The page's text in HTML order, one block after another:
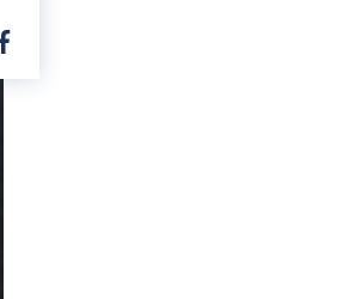
PARTAGER
SUR
FACEBOOK